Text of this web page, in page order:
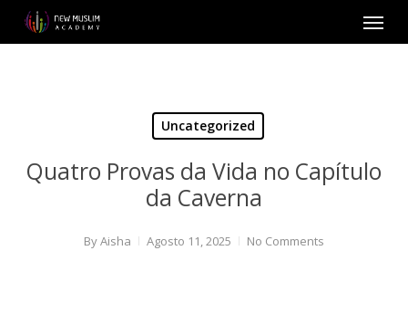
Skip
main
Menu
Uncategorized
Quatro Provas da Vida no Capítulo
da Caverna
ByAisha Agosto 11, 2025 No Comments